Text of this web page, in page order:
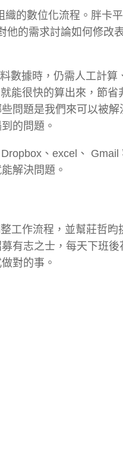
的數位化流程。胖卡
他的需求討論如何修改
數據時，仍需人工計算
能很快的算出來，節省
問題是我們來可以被解
的問題。
、excel、 Gmail
解決問題。
工作流程，並幫莊哲昀
有志之士，每天下班後
對的事。